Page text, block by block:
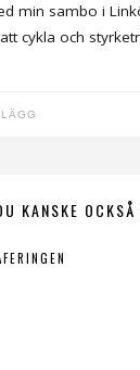
min sambo i
cykla och
KANSKE